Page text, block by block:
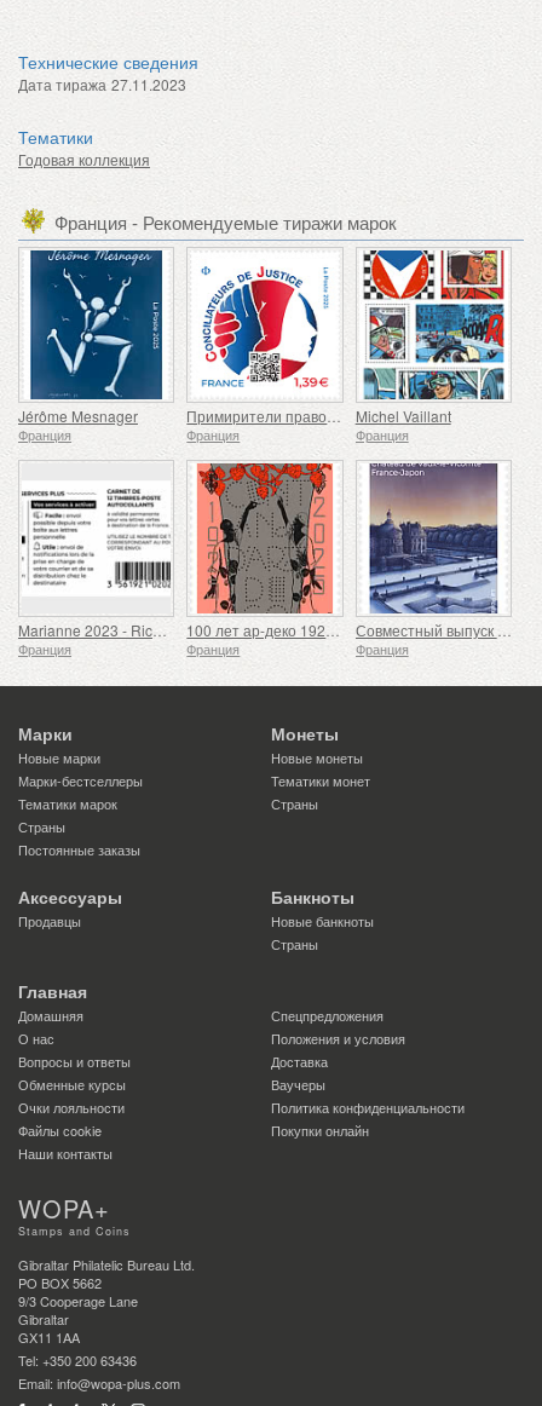
Технические сведения
Дата тиража 27.11.2023
Тематики
Годовая коллекция
Франция - Рекомендуемые тиражи марок
Jérôme Mesnager
Франция
Примирители правосудия
Франция
Michel Vaillant
Франция
Marianne 2023 - Riches Heures
Франция
100 лет ар-деко 1925-2025
Франция
Совместный выпуск Франции и Японии
Франция
Марки
Новые марки
Марки-бестселлеры
Тематики марок
Страны
Постоянные заказы
Монеты
Новые монеты
Тематики монет
Страны
Аксессуары
Продавцы
Банкноты
Новые банкноты
Страны
Главная
Домашняя
Спецпредложения
О нас
Положения и условия
Вопросы и ответы
Доставка
Обменные курсы
Ваучеры
Очки лояльности
Политика конфиденциальности
Файлы сookie
Покупки онлайн
Наши контакты
WOPA+
Stamps and Coins
Gibraltar Philatelic Bureau Ltd.
PO BOX 5662
9/3 Cooperage Lane
Gibraltar
GX11 1AA
Tel: +350 200 63436
Email: info@wopa-plus.com